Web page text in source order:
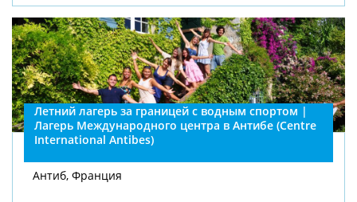
Летний лагерь за границей с водным спортом |
Лагерь Международного центра в Антибе (Centre
International Antibes)
Антиб, Франция